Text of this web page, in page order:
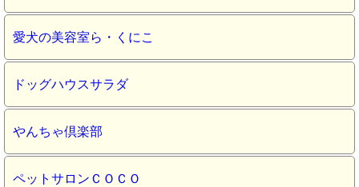
愛犬の美容室ら・くにこ
ドッグハウスサラダ
やんちゃ倶楽部
ペットサロンＣＯＣＯ